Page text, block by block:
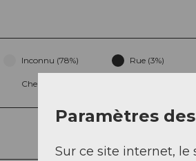
Inconnu (78%) Rue (3%)
Chemin (9%)
Paramètres
Sur ce site internet, le